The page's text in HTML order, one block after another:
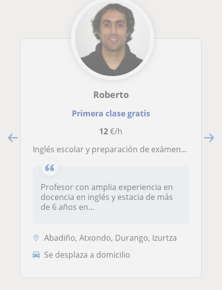
Roberto
Primera clase gratis
12€/h
Inglés escolar y preparación de exámenes Cambridge
Profesor con amplia experiencia en
docencia en inglés y estacia de más
de 6 años en...
Abadiño, Atxondo, Durango, Izurtza
Se desplaza a domicilio